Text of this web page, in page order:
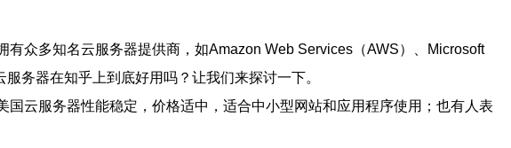
众多知名云服务器提供商，如Amazon Web Services（AWS）、Microsoft
务器在知乎上到底好用吗？让我们来探讨一下。
云服务器性能稳定，价格适中，适合中小型网站和应用程序使用；也有人表